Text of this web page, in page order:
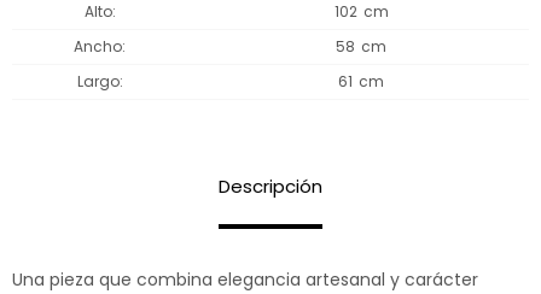
Alto
102
Ancho
58
Largo
61
Descripción
Una pieza que combina elegancia artesanal y carácter